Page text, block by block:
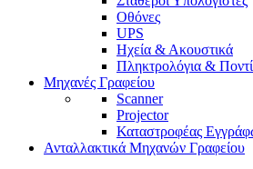
Οθόνες
UPS
Ηχεία & Ακουστικά
Πληκτρολόγια &
Μηχανές Γραφείου
Scanner
Projector
Καταστροφέας
Ανταλλακτικά Μηχανών Γραφείου